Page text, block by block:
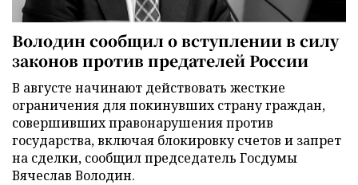
Володин сообщил о вступлении в силу
законов против предателей России
В августе начинают действовать жесткие
ограничения для покинувших страну граждан,
совершивших правонарушения против
государства, включая блокировку счетов и запрет
на сделки, сообщил председатель Госдумы
Вячеслав Володин.